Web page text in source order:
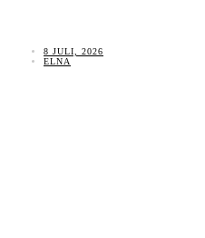
8 JULI, 2026
ELNA